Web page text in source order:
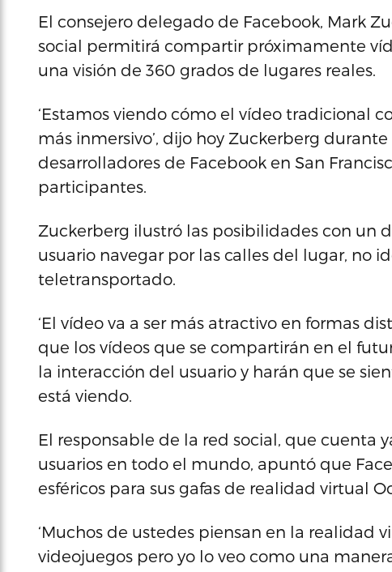
El consejero delegado de Facebook, Mark
social permitirá compartir próximamente
una visión de 360 grados de lugares reales.
‘Estamos viendo cómo el vídeo tradicional
más inmersivo’, dijo hoy Zuckerberg
desarrolladores de Facebook en San
participantes.
Zuckerberg ilustró las posibilidades con un
usuario navegar por las calles del lugar, no
teletransportado.
‘El vídeo va a ser más atractivo en formas
que los vídeos que se compartirán en el
la interacción del usuario y harán que se
está viendo.
El responsable de la red social, que cuenta
usuarios en todo el mundo, apuntó que
esféricos para sus gafas de realidad virtual
‘Muchos de ustedes piensan en la realidad
videojuegos pero yo lo veo como una